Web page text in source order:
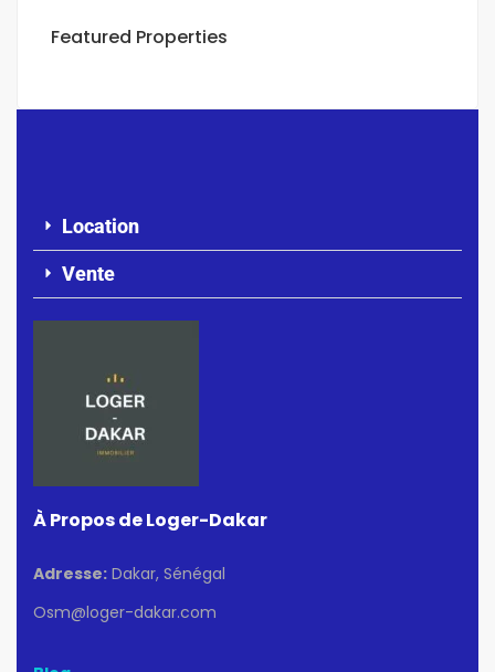
Featured Properties
Location
Vente
À Propos de Loger-Dakar
Adresse: Dakar, Sénégal
Osm@loger-dakar.com